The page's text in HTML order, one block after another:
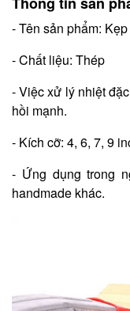
- Tên sản phẩm:
- Chất liệu: Thép
- Việc xử lý nhiệt
hồi mạnh.
- Kích cỡ: 4, 6, 7, 9
- Ứng dụng trong
handmade khác.